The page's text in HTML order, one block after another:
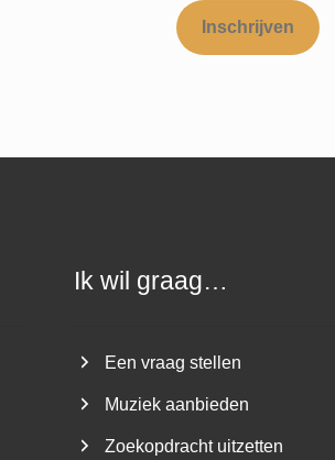
Inschrijven
Ik wil graag…
Een vraag stellen
Muziek aanbieden
Zoekopdracht uitzetten